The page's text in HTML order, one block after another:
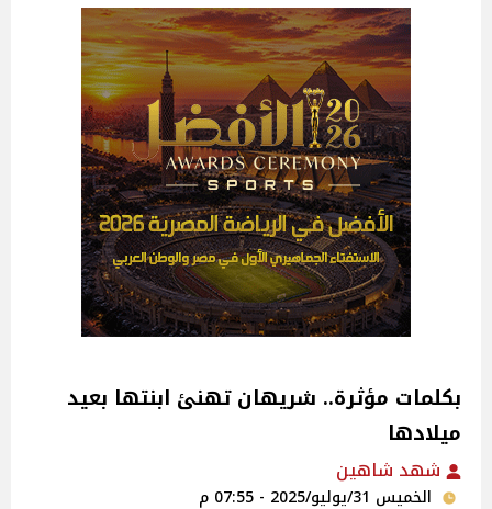
بكلمات مؤثرة.. شريهان تهنئ ابنتها بعيد
ميلادها ‎
شهد شاهين
الخميس 31/يوليو/2025 - 07:55 م